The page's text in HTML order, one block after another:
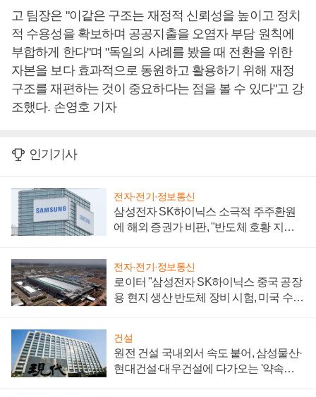
고 팀장은 "이같은 구조는 재정적 신뢰성을 높이고 정치
적 수용성을 확보하며 공공지출을 오염자 부담 원칙에
부합하게 한다"며 "독일의 사례를 봤을 때 전환을 위한
자본을 보다 효과적으로 동원하고 활용하기 위해 재정
구조를 재편하는 것이 중요하다는 점을 볼 수 있다"고 강
조했다. 손영호 기자
인기기사
전자·전기·정보통신
삼성전자 SK하이닉스 소극적 주주환원
에 해외 증권가 비판, "반도체 호황 지속
전자·전기·정보통신
로이터 "삼성전자 SK하이닉스 중국 공장
용 현지 생산 반도체 장비 시험, 미국 수출
건설
원전 건설 국내외서 속도 붙어, 삼성물산·
현대건설·대우건설에 다가오는 '약속의